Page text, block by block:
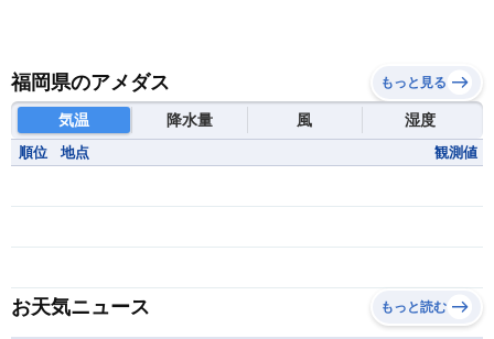
福岡県のアメダス もっと見る
気温 降水量 風 湿度
順位 地点 観測値
お天気ニュース もっと読む